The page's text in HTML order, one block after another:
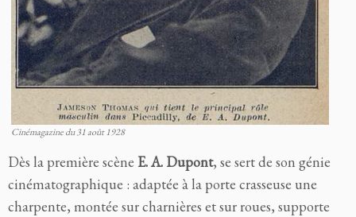
Cinémagazine du 31 août 1928
Dès la première scène E. A. Dupont, se sert de son génie
cinématographique : adaptée à la porte crasseuse une
charpente, montée sur charnières et sur roues, supporte